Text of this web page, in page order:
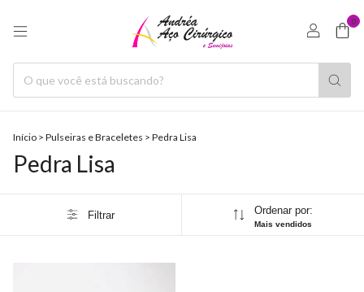
0
Início > Pulseiras e Braceletes > Pedra Lisa
Pedra Lisa
Filtrar Ordenar por:
Mais vendidos